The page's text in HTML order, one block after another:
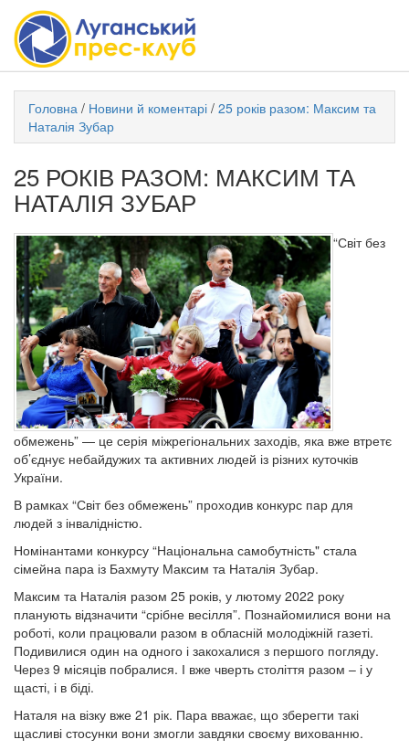
Головна / Новини й коментарі / 25 років разом: Максим та
Наталія Зубар
25 РОКІВ РАЗОМ: МАКСИМ ТА
НАТАЛІЯ ЗУБАР
“Світ без
обмежень” — це серія міжрегіональних заходів, яка вже втретє
об’єднує небайдужих та активних людей із різних куточків
України.
В рамках “Світ без обмежень” проходив конкурс пар для
людей з інвалідністю.
Номінантами конкурсу “Національна самобутність" стала
сімейна пара із Бахмуту Максим та Наталія Зубар.
Максим та Наталія разом 25 років, у лютому 2022 року
планують відзначити “срібне весілля”. Познайомилися вони на
роботі, коли працювали разом в обласній молодіжній газеті.
Подивилися один на одного і закохалися з першого погляду.
Через 9 місяців побралися. І вже чверть століття разом – і у
щасті, і в біді.
Наталя на візку вже 21 рік. Пара вважає, що зберегти такі
щасливі стосунки вони змогли завдяки своєму вихованню.